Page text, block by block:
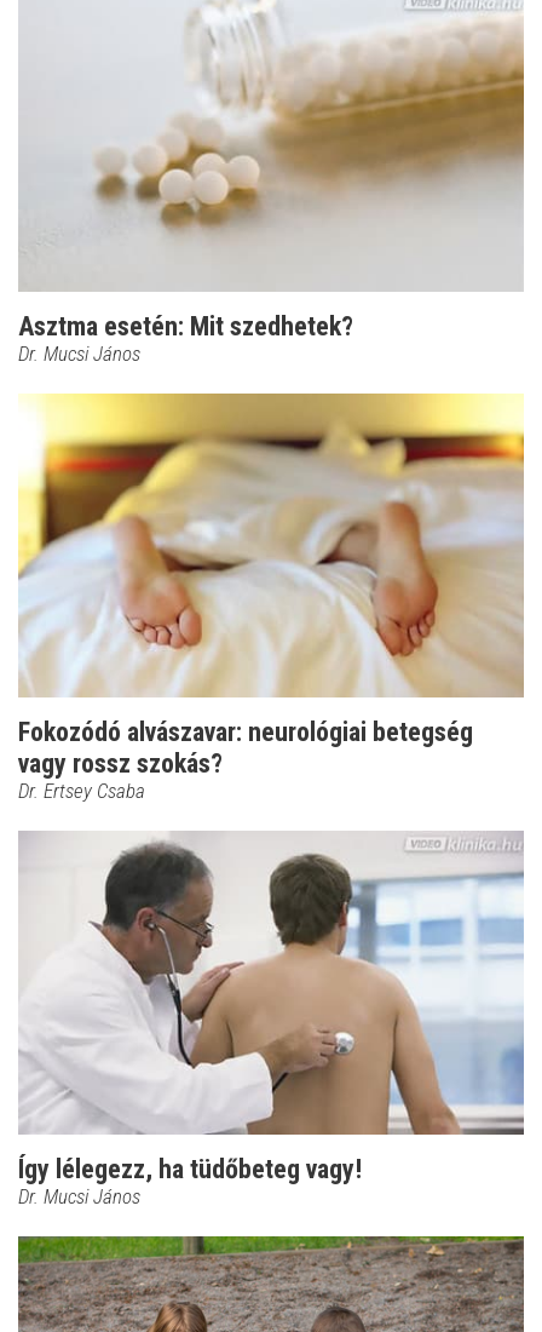
Asztma esetén: Mit szedhetek?
Dr. Mucsi János
Fokozódó alvászavar: neurológiai betegség
vagy rossz szokás?
Dr. Ertsey Csaba
Így lélegezz, ha tüdőbeteg vagy!
Dr. Mucsi János